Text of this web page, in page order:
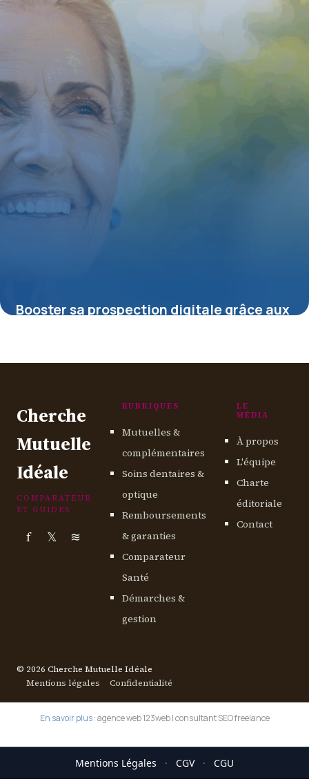
pour les assurés
Booster sa prospection digitale grâce aux
Cherche
Mutuelle
Idéale
COMPARATEUR
ET GUIDES
f 𝕏 ≋
RUBRIQUES
Mutuelles &
complémentaires
Soins dentaires &
optique
Remboursements
& garanties
Comparateur
Santé
Démarches &
gestion
LE
MÉDIA
À propos
L'équipe
Charte
éditoriale
Contact
© 2026 Cherche Mutuelle Idéale
Mentions légales
Confidentialité
En savoir plus :agence web 123web|consultant SEO freelance
Mentions Légales · CGV · CGU